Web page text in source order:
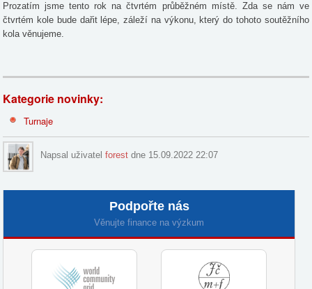
Prozatím jsme tento rok na čtvrtém průběžném místě. Zda se nám ve
čtvrtém kole bude dařit lépe, záleží na výkonu, který do tohoto soutěžního
kola věnujeme.
Kategorie novinky:
Turnaje
Napsal uživatelforest dne 15.09.2022 22:07
Podpořte nás
Věnujte finance na výzkum